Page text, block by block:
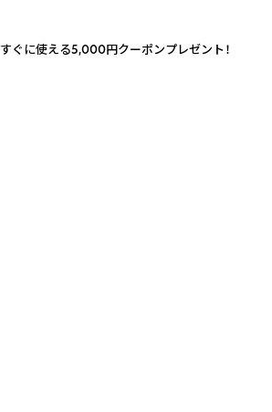
すぐに使える5,000円クーポンプレゼント！